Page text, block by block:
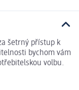
šetrný přístup k
bychom vám
volbu.